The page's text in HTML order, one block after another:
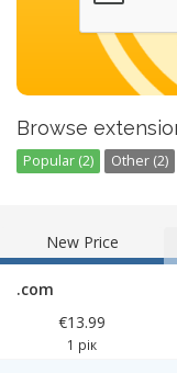
Browse
Popular (2) Other (2)
New Price
.com
€13.99
1 рік